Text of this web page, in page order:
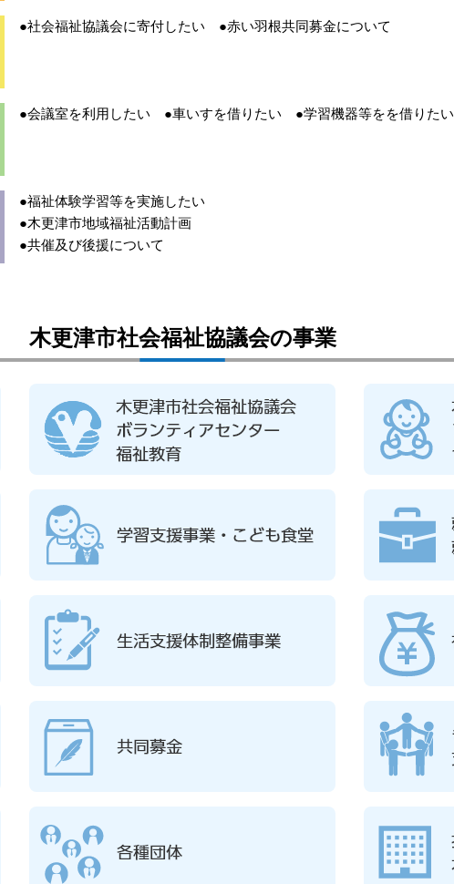
●社会福祉協議会に寄付したい ●赤い羽根共同募金について
●会議室を利用したい ●車いすを借りたい ●学習機器等をを借りたい
●福祉体験学習等を実施したい
●木更津市地域福祉活動計画
●共催及び後援について
木更津市社会福祉協議会の事業